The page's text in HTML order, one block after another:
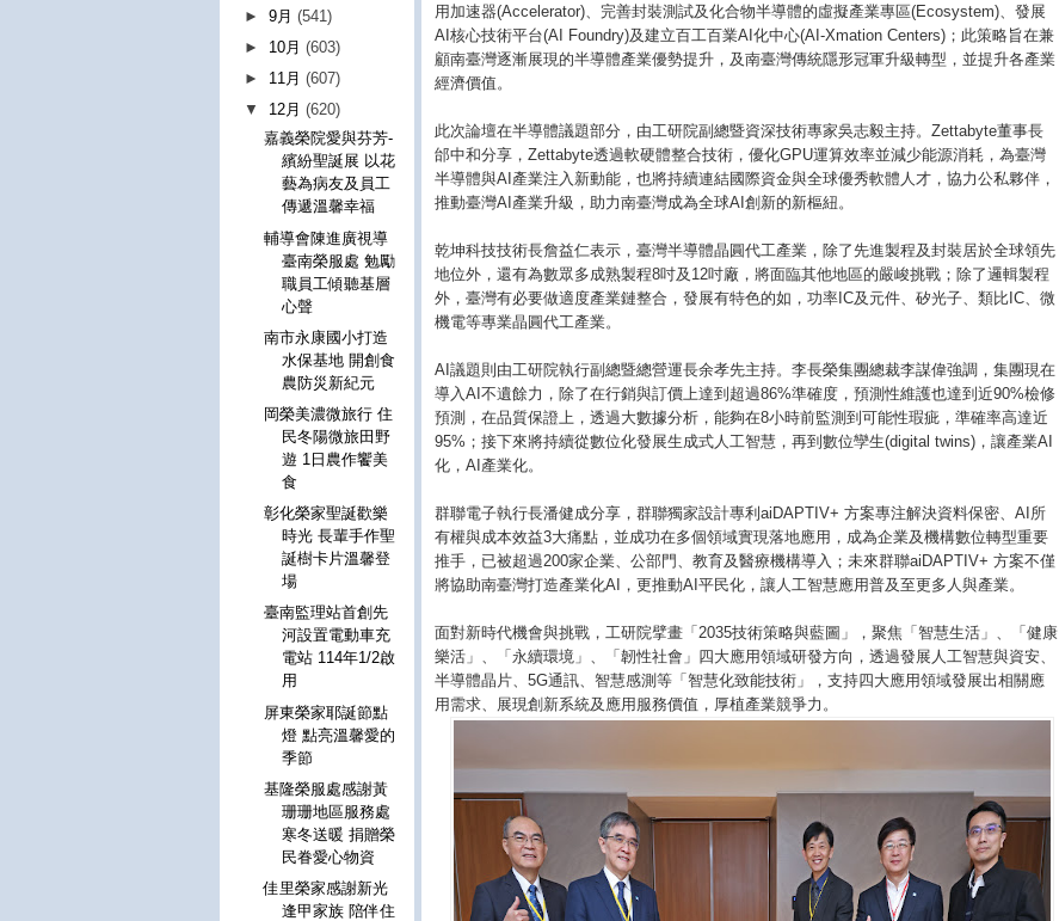
用加速器(Accelerator)、完善封裝測試及化合物半導體的虛擬產業專區(Ecosystem)、發展
AI核心技術平台(AI Foundry)及建立百工百業AI化中心(AI-Xmation Centers)；此策略旨在兼
顧南臺灣逐漸展現的半導體產業優勢提升，及南臺灣傳統隱形冠軍升級轉型，並提升各產業
經濟價值。
此次論壇在半導體議題部分，由工研院副總暨資深技術專家吳志毅主持。Zettabyte董事長
邰中和分享，Zettabyte透過軟硬體整合技術，優化GPU運算效率並減少能源消耗，為臺灣
半導體與AI產業注入新動能，也將持續連結國際資金與全球優秀軟體人才，協力公私夥伴，
推動臺灣AI產業升級，助力南臺灣成為全球AI創新的新樞紐。
乾坤科技技術長詹益仁表示，臺灣半導體晶圓代工產業，除了先進製程及封裝居於全球領先
地位外，還有為數眾多成熟製程8吋及12吋廠，將面臨其他地區的嚴峻挑戰；除了邏輯製程
外，臺灣有必要做適度產業鏈整合，發展有特色的如，功率IC及元件、矽光子、類比IC、微
機電等專業晶圓代工產業。
AI議題則由工研院執行副總暨總營運長余孝先主持。李長榮集團總裁李謀偉強調，集團現在
導入AI不遺餘力，除了在行銷與訂價上達到超過86%準確度，預測性維護也達到近90%檢修
預測，在品質保證上，透過大數據分析，能夠在8小時前監測到可能性瑕疵，準確率高達近
95%；接下來將持續從數位化發展生成式人工智慧，再到數位孿生(digital twins)，讓產業AI
化，AI產業化。
群聯電子執行長潘健成分享，群聯獨家設計專利aiDAPTIV+ 方案專注解決資料保密、AI所
有權與成本效益3大痛點，並成功在多個領域實現落地應用，成為企業及機構數位轉型重要
推手，已被超過200家企業、公部門、教育及醫療機構導入；未來群聯aiDAPTIV+ 方案不僅
將協助南臺灣打造產業化AI，更推動AI平民化，讓人工智慧應用普及至更多人與產業。
面對新時代機會與挑戰，工研院擘畫「2035技術策略與藍圖」，聚焦「智慧生活」、「健康
樂活」、「永續環境」、「韌性社會」四大應用領域研發方向，透過發展人工智慧與資安、
半導體晶片、5G通訊、智慧感測等「智慧化致能技術」，支持四大應用領域發展出相關應
用需求、展現創新系統及應用服務價值，厚植產業競爭力。
►9月(541)
► 10月(603)
► 11月(607)
▼ 12月(620)
嘉義榮院愛與芬芳-
繽紛聖誕展 以花
藝為病友及員工
傳遞溫馨幸福
輔導會陳進廣視導
臺南榮服處 勉勵
職員工傾聽基層
心聲
南市永康國小打造
水保基地 開創食
農防災新紀元
岡榮美濃微旅行 住
民冬陽微旅田野
遊 1日農作饗美
食
彰化榮家聖誕歡樂
時光 長輩手作聖
誕樹卡片溫馨登
場
臺南監理站首創先
河設置電動車充
電站 114年1/2啟
用
屏東榮家耶誕節點
燈 點亮溫馨愛的
季節
基隆榮服處感謝黃
珊珊地區服務處
寒冬送暖 捐贈榮
民眷愛心物資
佳里榮家感謝新光
逢甲家族 陪伴住